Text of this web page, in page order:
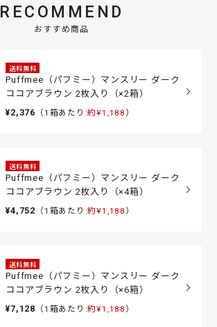
RECOMMEND
おすすめ商品
送料無料
Puffmee（パフミー）マンスリー ダーク
ココアブラウン 2枚入り（×2箱）
¥2,376 （1箱あたり:約¥1,188 ）
送料無料
Puffmee（パフミー）マンスリー ダーク
ココアブラウン 2枚入り（×4箱）
¥4,752 （1箱あたり:約¥1,188 ）
送料無料
Puffmee（パフミー）マンスリー ダーク
ココアブラウン 2枚入り（×6箱）
¥7,128 （1箱あたり:約¥1,188 ）